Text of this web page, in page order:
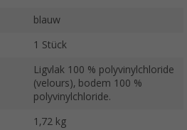
blauw
1 Stück
Ligvlak 100 % polyvinylchloride
(velours), bodem 100 %
polyvinylchloride.
1,72 kg